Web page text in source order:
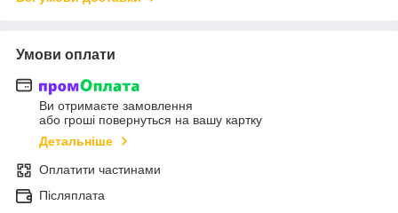
Умови оплати
Ви отримаєте замовлення
або гроші повернуться на вашу картку
Детальніше
Оплатити частинами
Післяплата